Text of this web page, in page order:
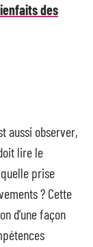
des
aussi observer,
lire le
prise
? Cette
d’une façon